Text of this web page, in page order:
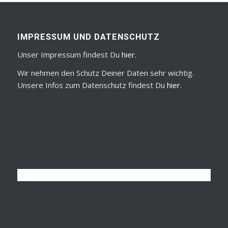
IMPRESSUM UND DATENSCHUTZ
Unser Impressum findest Du hier.
Wir nehmen den Schutz Deiner Daten sehr wichtig.
Unsere Infos zum Datenschutz findest Du hier.